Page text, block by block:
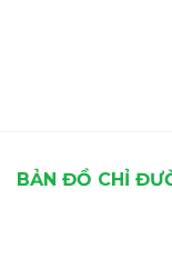
BẢN ĐỒ CHỈ